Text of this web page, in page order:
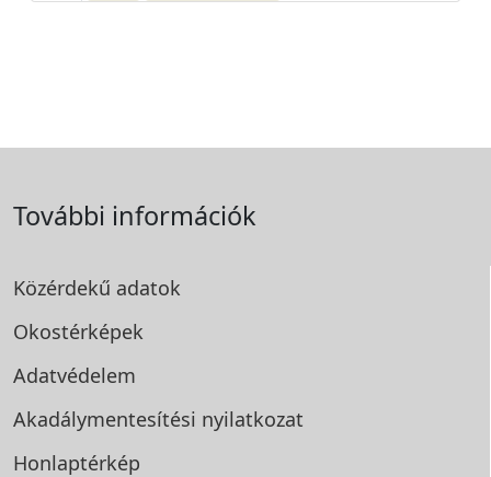
További információk
Közérdekű adatok
Okostérképek
Adatvédelem
Akadálymentesítési nyilatkozat
Honlaptérkép